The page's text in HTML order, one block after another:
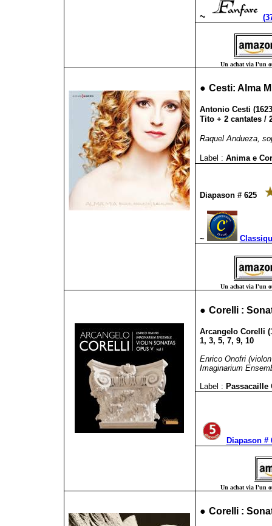
~
Un achat via l'un
● Cesti: Alma
Antonio Cesti
Tito + 2 cantates /
Raquel Andueza,
Label : Anima e
Diapason # 625
~
Un achat via l'un
● Corelli :
Arcangelo Corelli
1, 3, 5, 7, 9, 10
Enrico Onofri
Imaginarium
Label : Passacaille
Diapason #
Un achat via l'un
● Corelli :